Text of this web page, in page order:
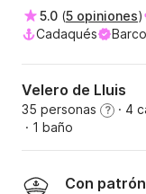
5.0 (5 opiniones)
Cadaqués
Velero de Lluis
35 personas ? · 4
· 1 baño
Con patrón